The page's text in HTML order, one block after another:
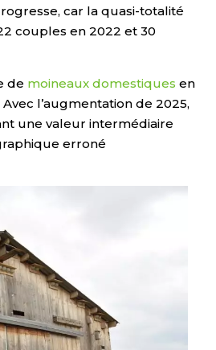
car la quasi-totalité
couples en 2022 et 30
de moineaux domestiques en
l’augmentation de 2025,
une valeur intermédiaire
erroné